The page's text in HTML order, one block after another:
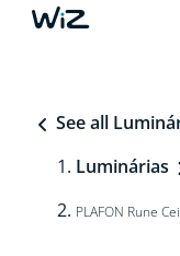
See all
Luminárias
PLAFON Rune